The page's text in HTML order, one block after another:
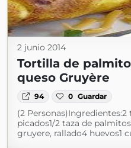
2 junio 2014
Tortilla de
queso Gruyère
94 0 Guardar
(2
picados1/2 taza de
gruyere, rallado4 huevos1